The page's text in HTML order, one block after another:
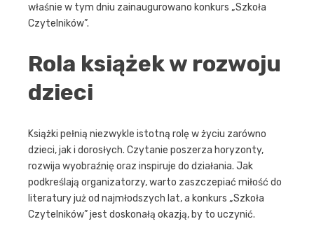
właśnie w tym dniu zainaugurowano konkurs „Szkoła
Czytelników”.
Rola książek w rozwoju
dzieci
Książki pełnią niezwykle istotną rolę w życiu zarówno
dzieci, jak i dorosłych. Czytanie poszerza horyzonty,
rozwija wyobraźnię oraz inspiruje do działania. Jak
podkreślają organizatorzy, warto zaszczepiać miłość do
literatury już od najmłodszych lat, a konkurs „Szkoła
Czytelników” jest doskonałą okazją, by to uczynić.